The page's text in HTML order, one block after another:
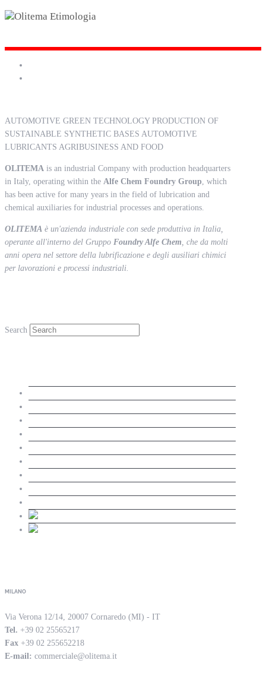
AUTOMOTIVE GREEN TECHNOLOGY PRODUCTION OF
SUSTAINABLE SYNTHETIC BASES AUTOMOTIVE
LUBRICANTS AGRIBUSINESS AND FOOD
OLITEMA is an industrial Company with production headquarters
in Italy, operating within the Alfe Chem Foundry Group, which
has been active for many years in the field of lubrication and
chemical auxiliaries for industrial processes and operations.
OLITEMA è un'azienda industriale con sede produttiva in Italia,
operante all'interno del Gruppo Foundry Alfe Chem, che da molti
anni opera nel settore della lubrificazione e degli ausiliari chimici
per lavorazioni e processi industriali.
Search
MILANO
Via Verona 12/14, 20007 Cornaredo (MI) - IT
Tel. +39 02 25565217
Fax +39 02 255652218
E-mail: commerciale@olitema.it